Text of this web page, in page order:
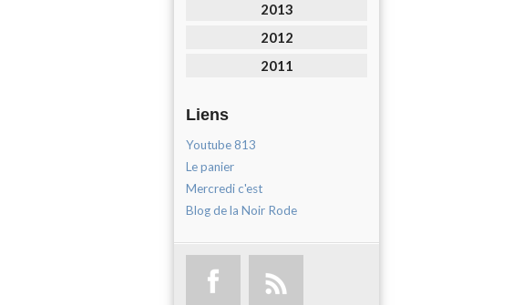
2013
2012
2011
Liens
Youtube 813
Le panier
Mercredi c'est
Blog de la Noir Rode